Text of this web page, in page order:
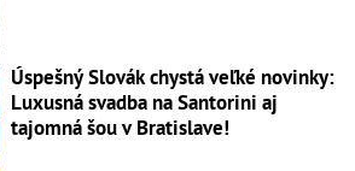
Úspešný Slovák chystá veľké novinky:
Luxusná svadba na Santorini aj
tajomná šou v Bratislave!